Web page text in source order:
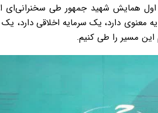
اول همایش شهید جمهور طی
دارد، یک سرمایه اخلاقی دارد، یک
این مسیر را طی کنیم.